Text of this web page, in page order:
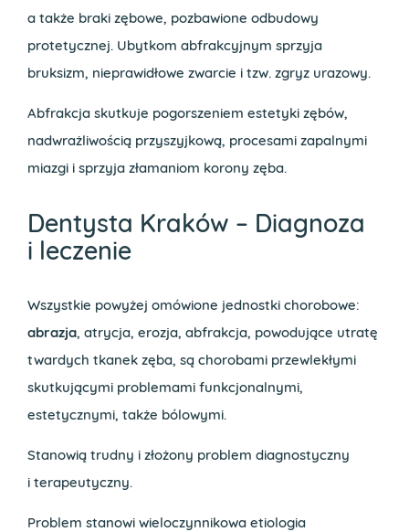
a także braki zębowe, pozbawione odbudowy
protetycznej. Ubytkom abfrakcyjnym sprzyja
bruksizm, nieprawidłowe zwarcie i tzw. zgryz urazowy.
Abfrakcja skutkuje pogorszeniem estetyki zębów,
nadwrażliwością przyszyjkową, procesami zapalnymi
miazgi i sprzyja złamaniom korony zęba.
Dentysta Kraków – Diagnoza
i leczenie
Wszystkie powyżej omówione jednostki chorobowe:
abrazja, atrycja, erozja, abfrakcja, powodujące utratę
twardych tkanek zęba, są chorobami przewlekłymi
skutkującymi problemami funkcjonalnymi,
estetycznymi, także bólowymi.
Stanowią trudny i złożony problem diagnostyczny
i terapeutyczny.
Problem stanowi wieloczynnikowa etiologia